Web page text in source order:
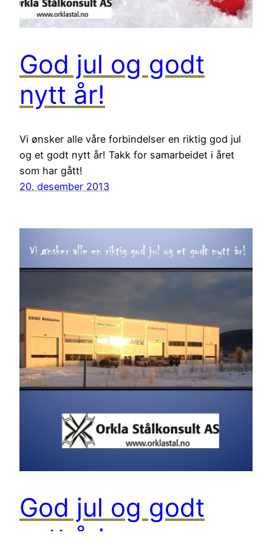
God jul og godt
nytt år!
Vi ønsker alle våre forbindelser en riktig god jul
og et godt nytt år! Takk for samarbeidet i året
som har gått!
20. desember 2013
God jul og godt
nytt år!